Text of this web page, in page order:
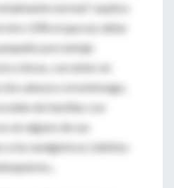
normal", explica
otro 10% el que nos debe
porcentaje
a chicas, con dolor en
cabeza o el estómago,
de familias con
en alguno de sus
a los analgésicos, hábitos